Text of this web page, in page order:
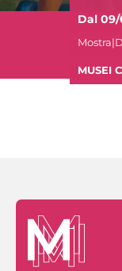
Dal 09/
MUSEI